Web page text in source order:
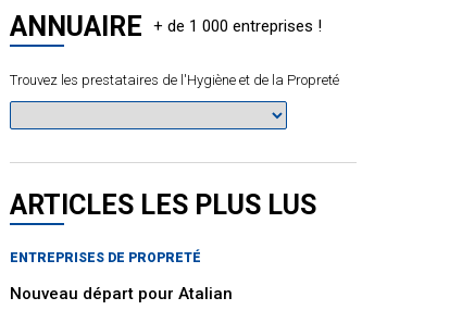
ANNUAIRE
Trouvez les prestataires de l'Hygiène et de la Propreté
ARTICLES LES PLUS LUS
ENTREPRISES DE PROPRETÉ
Nouveau départ pour Atalian